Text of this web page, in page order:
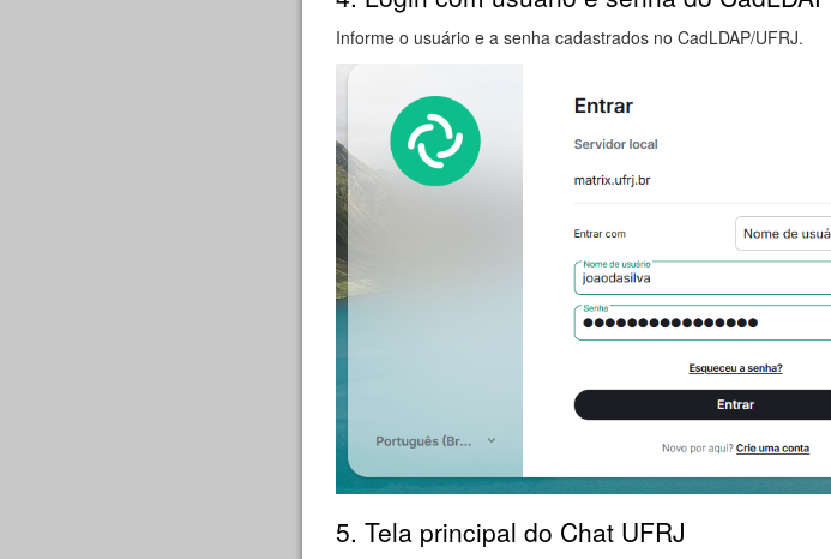
Informe o usuário e a senha cadastrados no CadLDAP/UFRJ.
5. Tela principal do Chat UFRJ